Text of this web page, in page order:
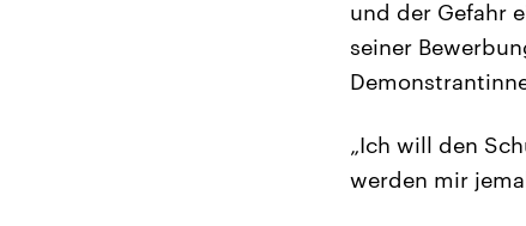
und der Gefahr
seiner
„Ich will den
werden mir